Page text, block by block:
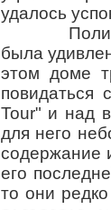
удалось
Полин,
была
этом доме
повидаться
Tour" и над
для него
содержание
его
то они